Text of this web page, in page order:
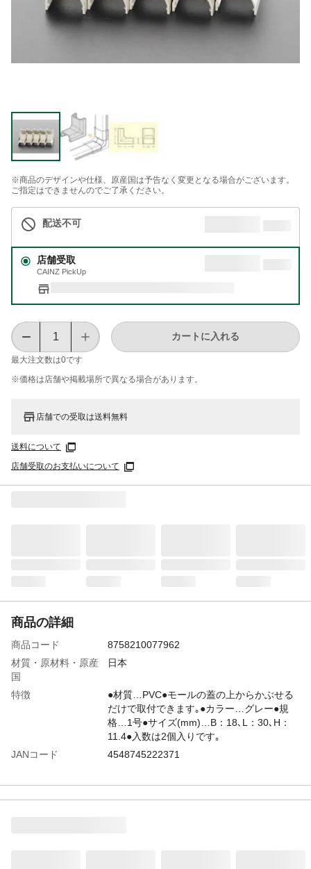
※商品のデザインや仕様、原産国は予告なく変更となる場合がございます。
ご指定はできませんのでご了承ください。
配送不可
店舗受取
CAINZ PickUp
最大注文数は0です
カートに入れる
※価格は​店舗や​掲載場所で​異なる​場合が​あります。
店舗での受取は送料無料
送料について
店舗受取のお支払いについて
商品の詳細
商品コード
8758210077962
材質・原材料・原産
国
日本
特徴
●材質…PVC●モールの蓋の上からかぶせる
だけで取付できます｡●カラー…グレー●規
格…1号●サイズ(mm)…B：18､L：30､H：
11.4●入数は2個入りです｡
JANコード
4548745222371